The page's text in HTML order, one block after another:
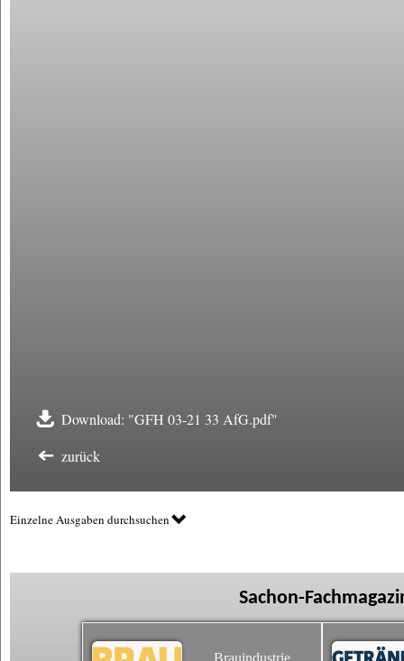
Download: "GFH 03-21 33 AfG.pdf"
zurück
Einzelne Ausgaben durchsuchen
Sachon-
Brauindustrie